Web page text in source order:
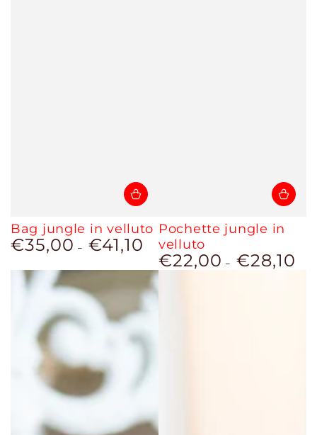
Bag jungle in velluto
Prezzo
regolare
€35,00 €41,10
Pochette jungle in
velluto
Prezzo
regolare
€22,00 €28,10